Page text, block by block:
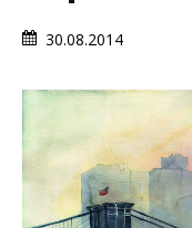
30.08.2014